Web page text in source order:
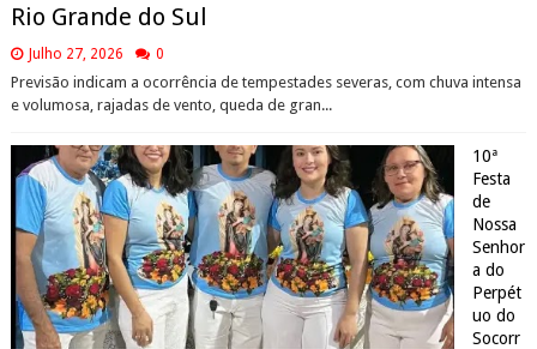
Rio Grande do Sul
Julho 27, 2026 0
Previsão indicam a ocorrência de tempestades severas, com chuva intensa
e volumosa, rajadas de vento, queda de gran...
10ª
Festa
de
Nossa
Senhor
a do
Perpét
uo do
Socorr